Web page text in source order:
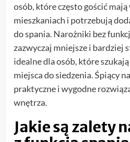
osób, które często gościć
mieszkaniach i potrzebują
do spania. Narożniki bez
zazwyczaj mniejsze i bardziej
idealne dla osób, które
miejsca do siedzenia. Śpiący
praktyczne i wygodne
wnętrza.
Jakie są zalety